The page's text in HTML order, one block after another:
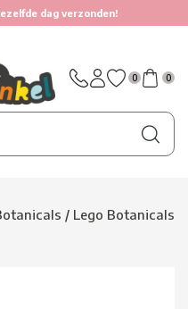
dag verzonden!
0 0
/ Lego Botanicals